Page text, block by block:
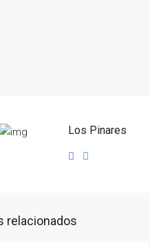
Los Pinares
relacionados